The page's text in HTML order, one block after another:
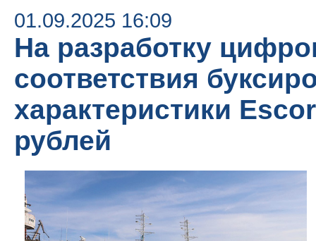
01.09.2025 16:09
На разработку
соответствия
характеристики
рублей